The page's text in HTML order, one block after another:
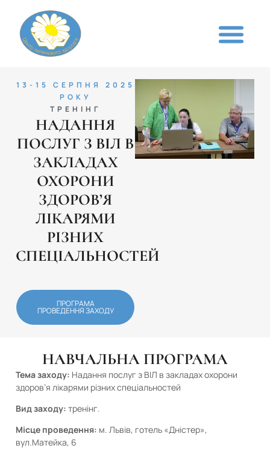
13-15 СЕРПНЯ 2025
РОКУ
ТРЕНІНГ
НАДАННЯ
ПОСЛУГ З ВІЛ В
ЗАКЛАДАХ
ОХОРОНИ
ЗДОРОВ’Я
ЛІКАРЯМИ
РІЗНИХ
СПЕЦІАЛЬНОСТЕЙ
ПРОГРАМА
ПРОВЕДЕННЯ ЗАХОДУ
НАВЧАЛЬНА ПРОГРАМА
Тема заходу: Надання послуг з ВІЛ в закладах охорони
здоров’я лікарями різних спеціальностей
Вид заходу: тренінг.
Місце проведення: м. Львів, готель «Дністер»,
вул.Матейка, 6